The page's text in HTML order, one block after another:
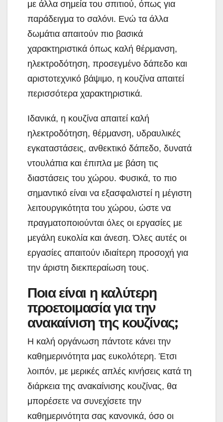
με άλλα σημεία του σπιτιού, όπως για
παράδειγμα το σαλόνι. Ενώ τα άλλα
δωμάτια απαιτούν πιο βασικά
χαρακτηριστικά όπως καλή θέρμανση,
ηλεκτροδότηση, προσεγμένο δάπεδο και
αριστοτεχνικό βάψιμο, η κουζίνα απαιτεί
περισσότερα χαρακτηριστικά.
Ιδανικά, η κουζίνα απαιτεί καλή
ηλεκτροδότηση, θέρμανση, υδραυλικές
εγκαταστάσεις, ανθεκτικό δάπεδο, δυνατά
ντουλάπια και έπιπλα με βάση τις
διαστάσεις του χώρου. Φυσικά, το πιο
σημαντικό είναι να εξασφαλιστεί η μέγιστη
λειτουργικότητα του χώρου, ώστε να
πραγματοποιούνται όλες οι εργασίες με
μεγάλη ευκολία και άνεση. Όλες αυτές οι
εργασίες απαιτούν ιδιαίτερη προσοχή για
την άριστη διεκπεραίωση τους.
Ποια είναι η καλύτερη
προετοιμασία για την
ανακαίνιση της κουζίνας;
Η καλή οργάνωση πάντοτε κάνει την
καθημερινότητα μας ευκολότερη. Έτσι
λοιπόν, με μερικές απλές κινήσεις κατά τη
διάρκεια της ανακαίνισης κουζίνας, θα
μπορέσετε να συνεχίσετε την
καθημερινότητα σας κανονικά, όσο οι